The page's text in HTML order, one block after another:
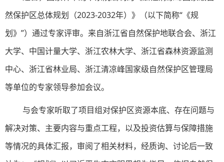
然保护区总体规划（2023-2032年）》（以下简称“《规
划》”）通过专家评审。来自浙江省自然保护地联合会、浙江
大学、中国计量大学、浙江农林大学、浙江省森林资源监测
中心、浙江省林业局、浙江清凉峰国家级自然保护区管理局
等单位的专家领导参加会议。
与会专家听取了项目组对保护区资源本底、存在问题与
解决对策、主要内容与重点工程，以及投资估算与保障措施
等情况的具体汇报，审阅了相关材料，经质询、讨论后一致